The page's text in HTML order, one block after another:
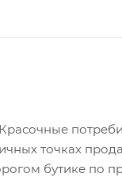
точках
бутике по